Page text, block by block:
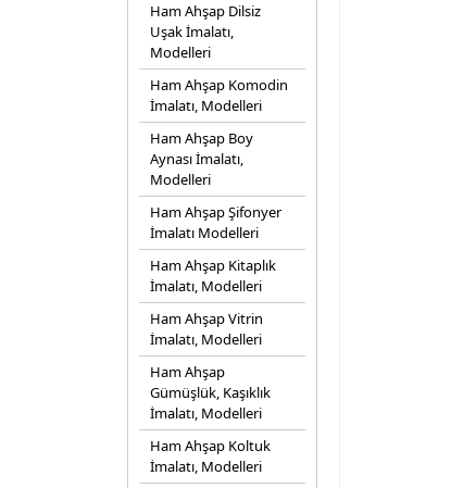
Ham Ahşap Dilsiz
Uşak İmalatı,
Modelleri
Ham Ahşap Komodin
İmalatı, Modelleri
Ham Ahşap Boy
Aynası İmalatı,
Modelleri
Ham Ahşap Şifonyer
İmalatı Modelleri
Ham Ahşap Kitaplık
İmalatı, Modelleri
Ham Ahşap Vitrin
İmalatı, Modelleri
Ham Ahşap
Gümüşlük, Kaşıklık
İmalatı, Modelleri
Ham Ahşap Koltuk
İmalatı, Modelleri